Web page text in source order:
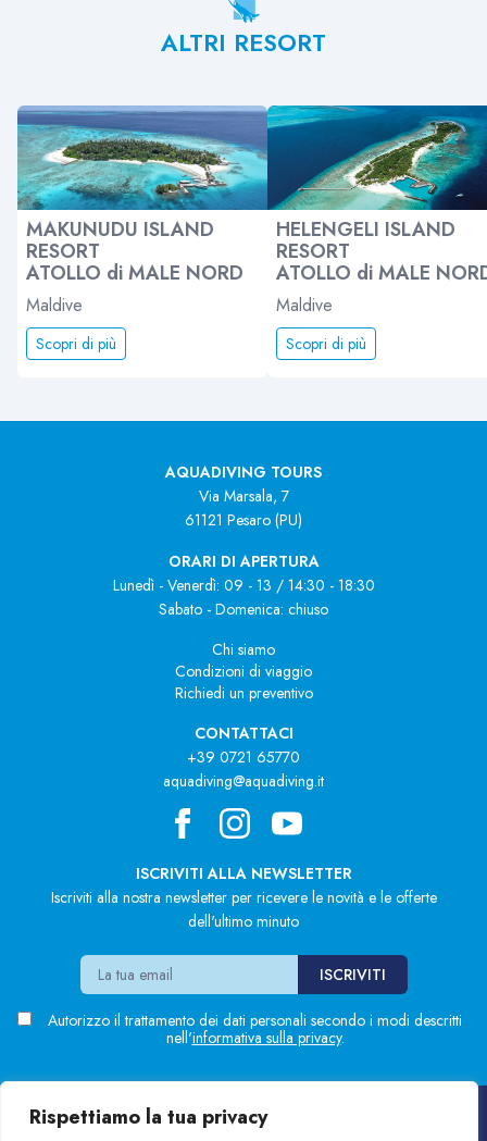
Rispettiamo la tua privacy
ALTRI RESORT
MAKUNUDU ISLAND
RESORT
ATOLLO di MALE NORD
Maldive
Scopri di più
HELENGELI ISLAND
RESORT
ATOLLO di MALE
Maldive
Scopri di più
AQUADIVING TOURS
Via Marsala, 7
61121 Pesaro (PU)
ORARI DI APERTURA
Lunedì - Venerdì: 09 - 13 / 14:30 - 18:30
Sabato - Domenica: chiuso
Chi siamo
Condizioni di viaggio
Richiedi un preventivo
CONTATTACI
+39 0721 65770
aquadiving@aquadiving.it
ISCRIVITI ALLA NEWSLETTER
Iscriviti alla nostra newsletter per ricevere le novità e le offerte
dell'ultimo minuto
Autorizzo il trattamento dei dati personali secondo i modi descritti
nell'informativa sulla privacy.
Blue'n Green S.r.l. Sede: Via Marsala, 7 - Pesaro (PU)